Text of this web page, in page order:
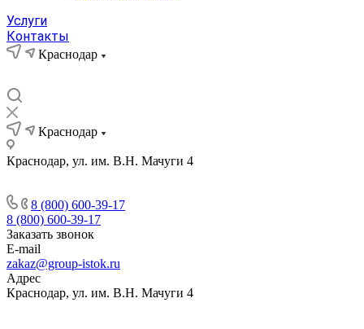
Услуги
Контакты
Краснодар
Краснодар
Краснодар, ул. им. В.Н. Мачуги 4
8 (800) 600-39-17
8 (800) 600-39-17
Заказать звонок
E-mail
zakaz@group-istok.ru
Адрес
Краснодар, ул. им. В.Н. Мачуги 4